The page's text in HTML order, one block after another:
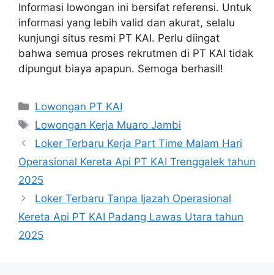
Informasi lowongan ini bersifat referensi. Untuk
informasi yang lebih valid dan akurat, selalu
kunjungi situs resmi PT KAI. Perlu diingat
bahwa semua proses rekrutmen di PT KAI tidak
dipungut biaya apapun. Semoga berhasil!
Categories
Lowongan PT KAI
Tags
Lowongan Kerja Muaro Jambi
Loker Terbaru Kerja Part Time Malam Hari
Operasional Kereta Api PT KAI Trenggalek tahun
2025
Loker Terbaru Tanpa Ijazah Operasional
Kereta Api PT KAI Padang Lawas Utara tahun
2025